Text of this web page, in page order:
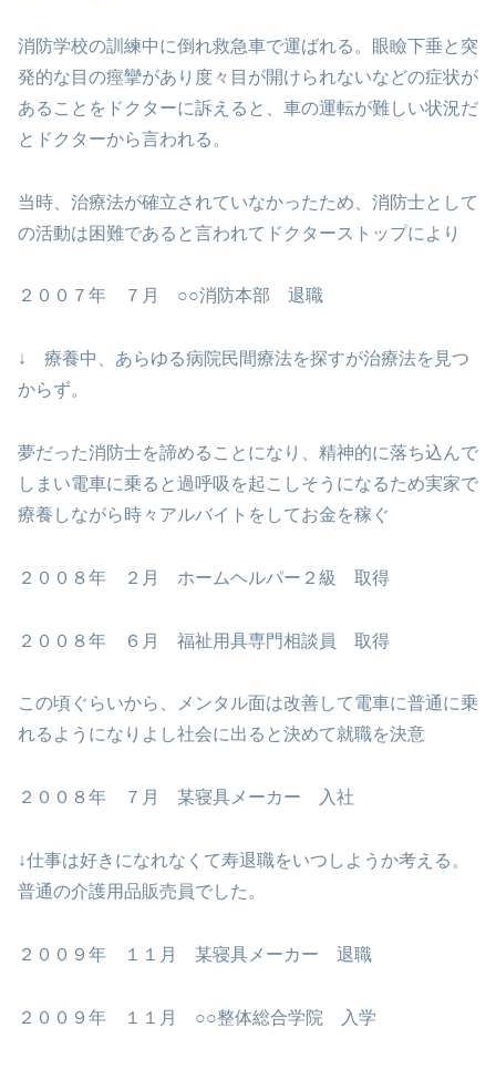
消防学校の訓練中に倒れ救急車で運ばれる。眼瞼下垂と突
発的な目の痙攣があり度々目が開けられないなどの症状が
あることをドクターに訴えると、車の運転が難しい状況だ
とドクターから言われる。
当時、治療法が確立されていなかったため、消防士として
の活動は困難であると言われてドクターストップにより
２００７年 ７月 ○○消防本部 退職
↓ 療養中、あらゆる病院民間療法を探すが治療法を見つ
からず。
夢だった消防士を諦めることになり、精神的に落ち込んで
しまい電車に乗ると過呼吸を起こしそうになるため実家で
療養しながら時々アルバイトをしてお金を稼ぐ
２００８年 ２月 ホームヘルパー２級 取得
２００８年 ６月 福祉用具専門相談員 取得
この頃ぐらいから、メンタル面は改善して電車に普通に乗
れるようになりよし社会に出ると決めて就職を決意
２００８年 ７月 某寝具メーカー 入社
↓仕事は好きになれなくて寿退職をいつしようか考える。
普通の介護用品販売員でした。
２００９年 １１月 某寝具メーカー 退職
２００９年 １１月 ○○整体総合学院 入学